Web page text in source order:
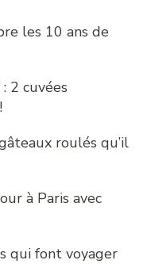
les 10 ans de
2 cuvées
roulés qu’il
à Paris avec
qui font voyager